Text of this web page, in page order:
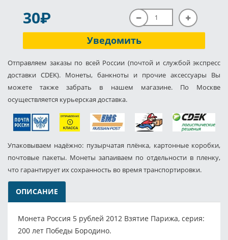
30P
Уведомить
Отправляем заказы по всей России (почтой и службой экспресс
доставки CDEK). Монеты, банкноты и прочие аксессуары Вы
можете также забрать в нашем магазине. По Москве
осуществляется курьерская доставка.
Упаковываем надёжно: пузырчатая плёнка, картонные коробки,
почтовые пакеты. Монеты запаиваем по отдельности в пленку,
что гарантирует их сохранность во время транспортировки.
ОПИСАНИЕ
Монета Россия 5 рублей 2012 Взятие Парижа, серия:
200 лет Победы Бородино.